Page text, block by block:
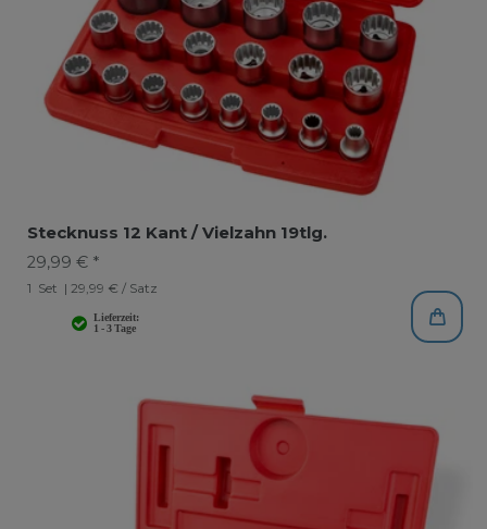
Stecknuss 12 Kant / Vielzahn 19tlg.
29,99 € *
1 Set | 29,99 € / Satz